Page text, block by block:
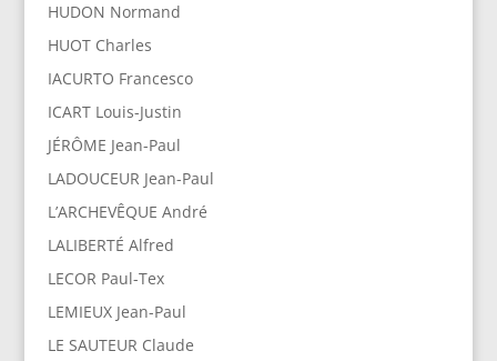
HUDON Normand
HUOT Charles
IACURTO Francesco
ICART Louis-Justin
JÉRÔME Jean-Paul
LADOUCEUR Jean-Paul
L’ARCHEVÊQUE André
LALIBERTÉ Alfred
LECOR Paul-Tex
LEMIEUX Jean-Paul
LE SAUTEUR Claude